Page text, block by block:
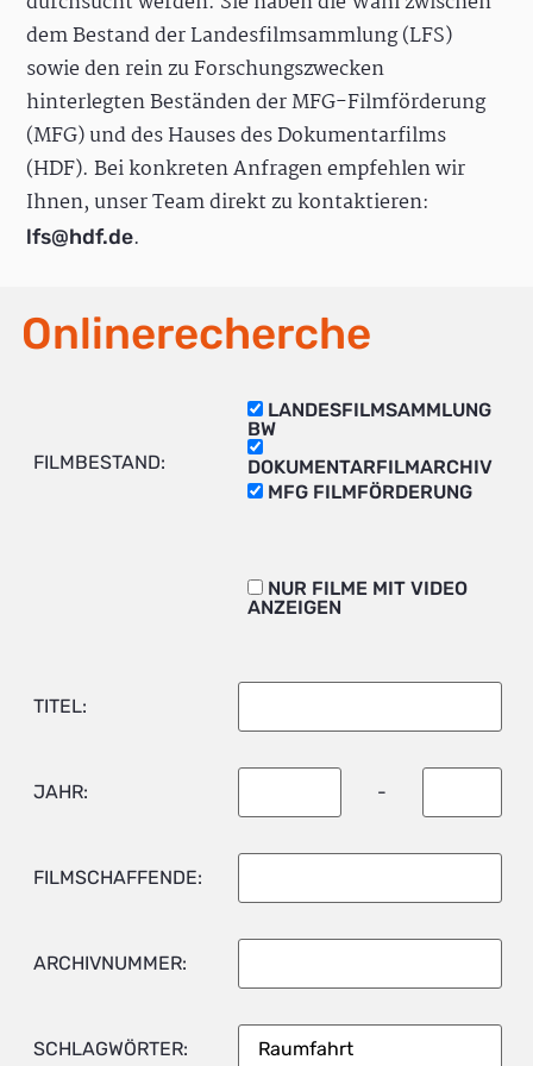
dem Bestand der Landesfilmsammlung (LFS)
sowie den rein zu Forschungszwecken
hinterlegten Beständen der MFG-Filmförderung
(MFG) und des Hauses des Dokumentarfilms
(HDF). Bei konkreten Anfragen empfehlen wir
Ihnen, unser Team direkt zu kontaktieren:
lfs@hdf.de.
Onlinerecherche
FILMBESTAND:
LANDESFILMSAMMLUNG
BW
DOKUMENTARFILMARCHIV
MFG FILMFÖRDERUNG
NUR FILME MIT VIDEO
ANZEIGEN
TITEL:
JAHR: -
FILMSCHAFFENDE:
ARCHIVNUMMER:
SCHLAGWÖRTER: